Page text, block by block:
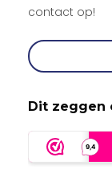
contact op!
Dit zeggen